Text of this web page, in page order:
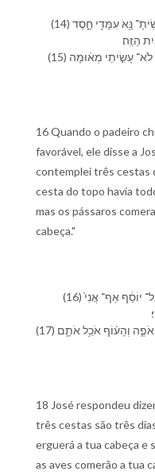
(14) כִּ֧י אִם־ זְכַרְתַּ֣⁠נִי אִתְּ⁠ךָ֗ כַּ⁠אֲשֶׁר֙ יִ֣יטַב לָ֔⁠ךְ וְ⁠עָשִֽׂיתָ־ נָּ֥א עִמָּדִ֖⁠י חָ֑סֶד
הַ⁠זֶּֽה׃
(15) כִּֽי־ גֻנֹּ֣ב גֻּנַּ֔בְתִּי מֵ⁠אֶ֖רֶץ הָ⁠עִבְרִ֑ים וְ⁠גַם־ פֹּה֙ לֹא־ עָשִׂ֣יתִֽי מְא֔וּמָה
16 Quando o padeiro
favorável, ele disse a
contemplei três cestas
cesta do topo havia
mas os pássaros
cabeça."
(16) וַ⁠יַּ֥רְא שַׂר־ הָ⁠אֹפִ֖ים כִּ֣י ט֣וֹב פָּתָ֑ר וַ⁠יֹּ֨אמֶר֙ אֶל־ יוֹסֵ֔ף אַף־ אֲנִי֙
(17) וּ⁠בַ⁠סַּ֣ל הָֽ⁠עֶלְי֔וֹן מִ⁠כֹּ֛ל מַאֲכַ֥ל פַּרְעֹ֖ה מַעֲשֵׂ֣ה אֹפֶ֑ה וְ⁠הָ⁠ע֗וֹף אֹכֵ֥ל אֹתָ֛⁠ם
18 José respondeu
três cestas são três
erguerá a tua cabeça e
as aves comerão a tua